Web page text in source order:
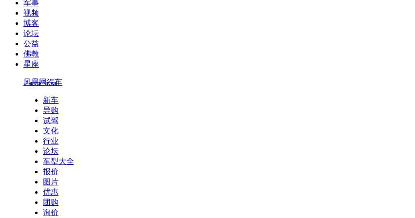
军事
视频
博客
论坛
公益
佛教
星座
凤凰网汽车
新车
导购
试驾
文化
行业
论坛
车型大全
报价
图片
优惠
团购
询价